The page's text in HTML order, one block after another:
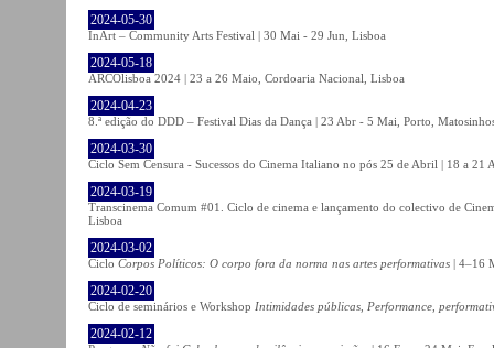
2024-05-30
InArt – Community Arts Festival | 30 Mai - 29 Jun, Lisboa
2024-05-18
ARCOlisboa 2024 | 23 a 26 Maio, Cordoaria Nacional, Lisboa
2024-04-23
8.ª edição do DDD – Festival Dias da Dança | 23 Abr - 5 Mai, Porto,
2024-03-30
Ciclo Sem Censura - Sucessos do Cinema Italiano no pós 25 de Abril | 18 a
2024-03-19
Transcinema Comum #01. Ciclo de cinema e lançamento do colectivo de
Lisboa
2024-03-02
Ciclo Corpos Políticos: O corpo fora da norma nas artes performativas | 4–16
2024-02-20
Ciclo de seminários e Workshop Intimidades públicas, Performance,
2024-02-12